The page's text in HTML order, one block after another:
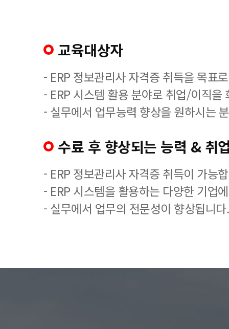
교육대상자
- ERP 정보관리사 자격증 취득을 목표
- ERP 시스템 활용 분야로 취업/이직을
- 실무에서 업무능력 향상을 원하시는 분
수료 후 향상되는 능력 & 취
- ERP 정보관리사 자격증 취득이 가능
- ERP 시스템을 활용하는 다양한 기업
- 실무에서 업무의 전문성이 향상됩니다.